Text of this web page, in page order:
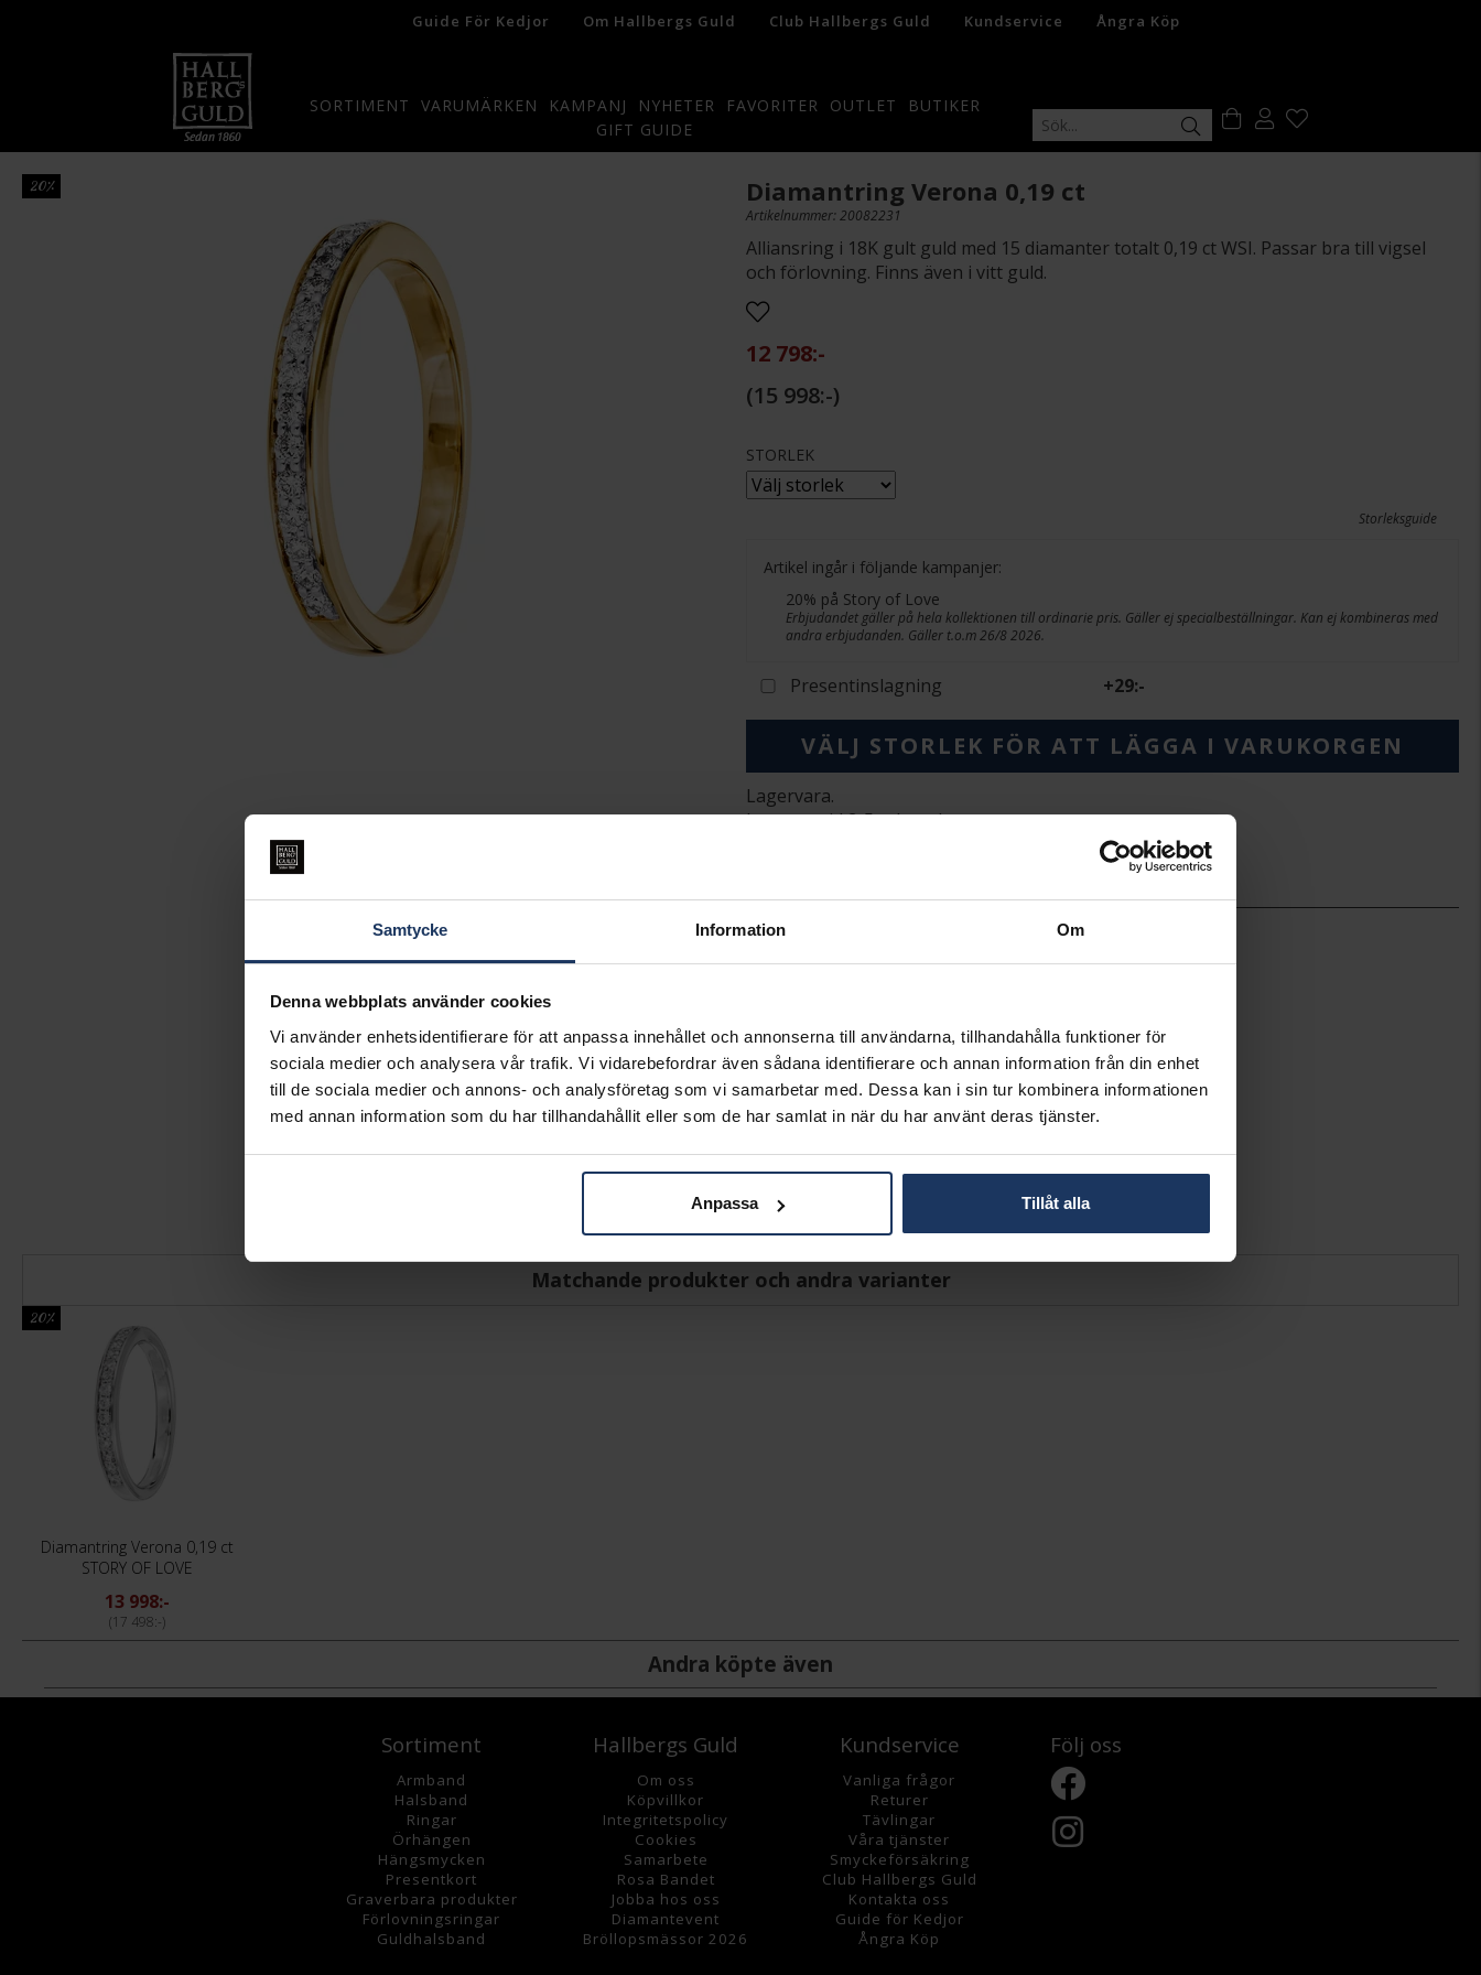
Samtycke Information Om
Denna webbplats använder cookies
Vi använder enhetsidentifierare för att anpassa innehållet och annonserna till användarna, tillhandahålla funktioner för
sociala medier och analysera vår trafik. Vi vidarebefordrar även sådana identifierare och annan information från din enhet
till de sociala medier och annons- och analysföretag som vi samarbetar med. Dessa kan i sin tur kombinera informationen
med annan information som du har tillhandahållit eller som de har samlat in när du har använt deras tjänster.
Anpassa Tillåt alla
Guide För Kedjor Om Hallbergs Guld Club Hallbergs Guld Kundservice Ångra Köp
SORTIMENT VARUMÄRKEN KAMPANJ NYHETER FAVORITER OUTLET
BUTIKER
GIFT GUIDE
20% Diamantring Verona 0,19 ct
Artikelnummer: 20082231
Alliansring i 18K gult guld med 15 diamanter totalt 0,19 ct WSI. Passar bra till vigsel
och förlovning. Finns även i vitt guld.
12 798:-
15 998:-
STORLEK
Storleksguide
Artikel ingår i följande kampanjer:
20% på Story of Love
Erbjudandet gäller på hela kollektionen till ordinarie pris. Gäller ej specialbeställningar. Kan ej kombineras med
andra erbjudanden. Gäller t.o.m 26/8 2026.
Presentinslagning +29:-
VÄLJ STORLEK FÖR ATT LÄGGA I VARUKORGEN
Lagervara.
Leveranstid 2-5 arbetsdagar.
BREDD CA (MM)
ÄDELMETALL
18K Gold
STEN/PÄRLA
Diamant
ANTAL DIAMANTER
15
DIAMANTSLIPNING
Briljant
DIAMANTKLARHET
SI
TOTAL CARAT
Matchande produkter och andra varianter
20%
Diamantring Verona 0,19 ct
STORY OF LOVE
13 998:-
17 498:-
Andra köpte även
Sortiment
Armband
Halsband
Ringar
Örhängen
Hängsmycken
Presentkort
Graverbara produkter
Förlovningsringar
Guldhalsband
Hallbergs Guld
Om oss
Köpvillkor
Integritetspolicy
Cookies
Samarbete
Rosa Bandet
Jobba hos oss
Diamantevent
Bröllopsmässor 2026
Kundservice
Vanliga frågor
Returer
Tävlingar
Våra tjänster
Smyckeförsäkring
Club Hallbergs Guld
Kontakta oss
Guide för Kedjor
Ångra Köp
Följ oss